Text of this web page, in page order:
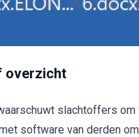
overzicht
slachtoffers
software van derden